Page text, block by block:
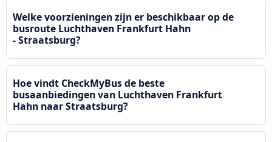
Welke voorzieningen zijn er beschikbaar op de
busroute Luchthaven Frankfurt Hahn
- Straatsburg?
Hoe vindt CheckMyBus de beste
busaanbiedingen van Luchthaven Frankfurt
Hahn naar Straatsburg?